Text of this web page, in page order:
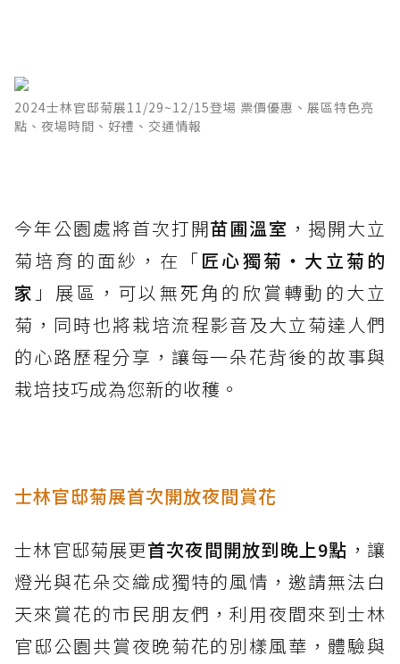
2024士林官邸菊展11/29~12/15登場 票價優惠、展區特色亮
點、夜場時間、好禮、交通情報
今年公園處將首次打開苗圃溫室 ，揭開大立
菊培育的面紗，在「匠心獨菊・大立菊的
家 」展區，可以無死角的欣賞轉動的大立
菊，同時也將栽培流程影音及大立菊達人們
的心路歷程分享，讓每一朵花背後的故事與
栽培技巧成為您新的收穫。
士林官邸菊展首次開放夜間賞花
士林官邸菊展更首次夜間開放到晚上9點 ，讓
燈光與花朵交織成獨特的風情，邀請無法白
天來賞花的市民朋友們，利用夜間來到士林
官邸公園共賞夜晚菊花的別樣風華，體驗與